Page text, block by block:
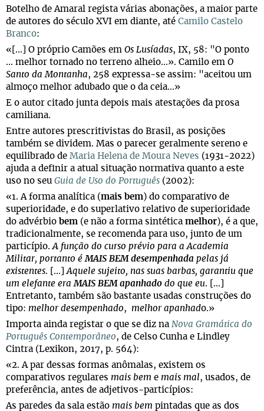
Botelho de Amaral regista várias abonações, a maior parte
de autores do século XVI em diante, até Camilo Castelo
Branco:
«[...] O próprio Camões em Os Lusíadas, IX, 58: "O ponto
... melhor tornado no terreno alheio...». Camilo em O
Santo da Montanha, 258 expressa-se assim: "aceitou um
almoço melhor adubado que o da ceia...»
E o autor citado junta depois mais atestações da prosa
camiliana.
Entre autores prescritivistas do Brasil, as posições
também se dividem. Mas o parecer geralmente sereno e
equilibrado de Maria Helena de Moura Neves (1931-2022)
ajuda a definir a atual situação normativa quanto a este
uso no seu Guia de Uso do Português (2002):
«1. A forma analítica (mais bem) do comparativo de
superioridade, e do superlativo relativo de superioridade
do advérbio bem (e não a forma sintética melhor), é a que,
tradicionalmente, se recomenda para uso, junto de um
particípio.A função do curso prévio para a Academia
Militar, portanto é MAIS BEM desempenhada pelas já
existentes. [...]
Aquele sujeito, nas suas barbas, garantiu que
um elefante era MAIS BEM apanhado do que eu. [...]
Entretanto, também são bastante usadas construções do
tipo: melhor desempenhado, melhor apanhado.»
Importa ainda registar o que se diz na Nova Gramática do
Português Contemporâneo, de Celso Cunha e Lindley
Cintra (Lexikon, 2017, p. 564):
«2. A par dessas formas anômalas, existem os
comparativos regulares mais bem e mais mal, usados, de
preferência, antes de adjetivos-particípios:
As paredes da sala estão mais bem pintadas que as dos